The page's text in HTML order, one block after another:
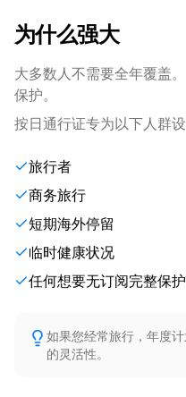
为什么强大
大多数人不需要全年覆盖
保护。
按日通行证专为以下人群设
旅行者
商务旅行
短期海外停留
临时健康状况
任何想要无订阅完整保
如果您经常旅行，年度
的灵活性。